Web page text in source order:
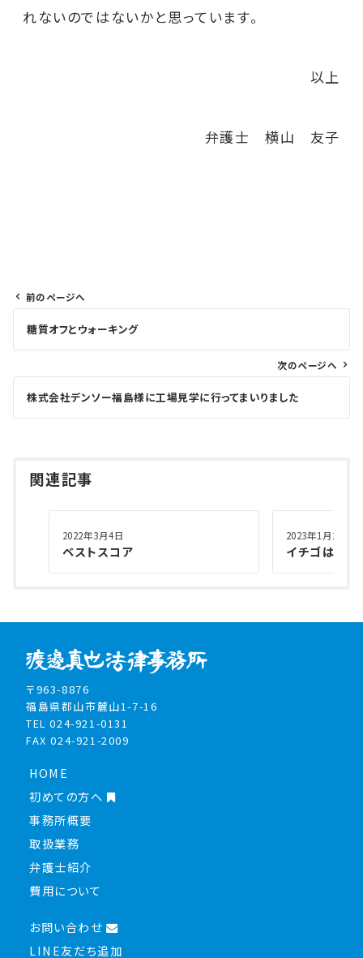
れないのではないかと思っています。
以上
弁護士 横山 友子
ビ
ー
前のページへ
糖質オフとウォーキング
次のページへ
株式会社デンソー福島様に工場見学に行ってまいりました
関連記事
2022年3月4日
ベストスコア
2023年1月26日
イチゴはお好
〒963-8876
福島県郡山市麓山1-7-16
TEL 024-921-0131
FAX 024-921-2009
HOME
初めての方へ
事務所概要
取扱業務
弁護士紹介
費用について
お問い合わせ
LINE友だち追加